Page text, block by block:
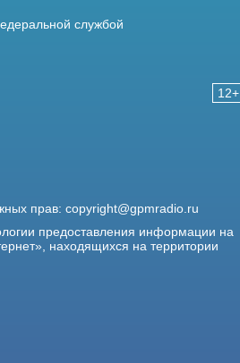
12+
службой
прав: copyright@gpmradio.ru
предоставления информации на
находящихся на территории